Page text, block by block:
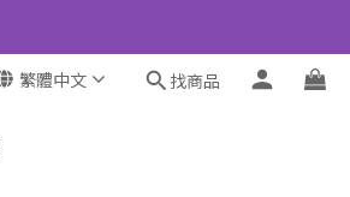
繁體中文 找商品